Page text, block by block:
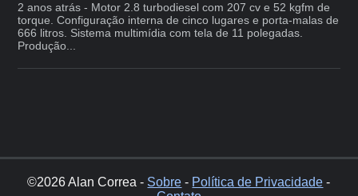
2 anos atrás - Motor 2.8 turbodiesel com 207 cv e 52 kgfm de
torque. Configuração interna de cinco lugares e porta-malas de
666 litros. Sistema multimídia com tela de 11 polegadas.
Produção...
©2026 Alan Correa - Sobre - Política de Privacidade -